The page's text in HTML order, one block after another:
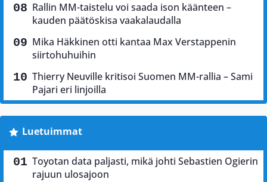
Rallin MM-taistelu voi saada ison käänteen –
kauden päätöskisa vaakalaudalla
Mika Häkkinen otti kantaa Max Verstappenin
siirtohuhuihin
Thierry Neuville kritisoi Suomen MM-rallia – Sami
Pajari eri linjoilla
Luetuimmat
Toyotan data paljasti, mikä johti Sebastien Ogierin
rajuun ulosajoon